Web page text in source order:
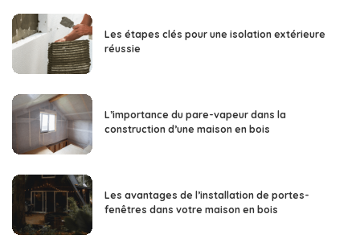
Les étapes clés pour une isolation extérieure
réussie
L’importance du pare-vapeur dans la
construction d’une maison en bois
Les avantages de l’installation de portes-
fenêtres dans votre maison en bois